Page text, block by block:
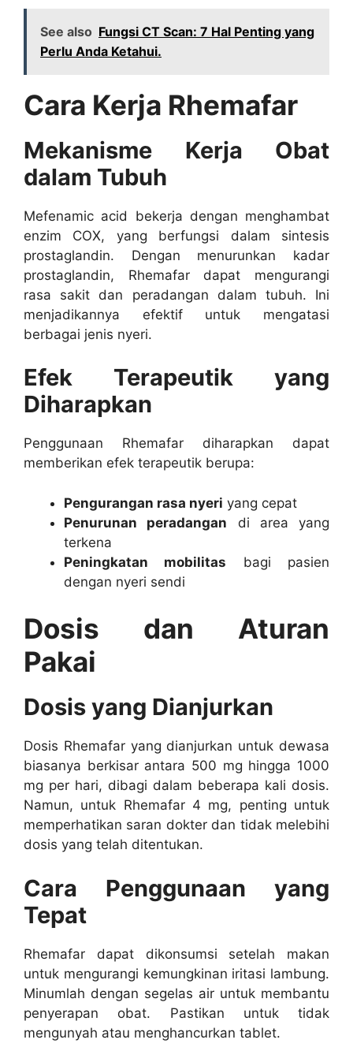
See also Fungsi CT Scan: 7 Hal Penting yang
Perlu Anda Ketahui.
Cara Kerja Rhemafar
Mekanisme Kerja Obat
dalam Tubuh
Mefenamic acid bekerja dengan menghambat
enzim COX, yang berfungsi dalam sintesis
prostaglandin. Dengan menurunkan kadar
prostaglandin, Rhemafar dapat mengurangi
rasa sakit dan peradangan dalam tubuh. Ini
menjadikannya efektif untuk mengatasi
berbagai jenis nyeri.
Efek Terapeutik yang
Diharapkan
Penggunaan Rhemafar diharapkan dapat
memberikan efek terapeutik berupa:
Pengurangan rasa nyeri yang cepat
Penurunan peradangan di area yang
terkena
Peningkatan mobilitas bagi pasien
dengan nyeri sendi
Dosis dan Aturan
Pakai
Dosis yang Dianjurkan
Dosis Rhemafar yang dianjurkan untuk dewasa
biasanya berkisar antara 500 mg hingga 1000
mg per hari, dibagi dalam beberapa kali dosis.
Namun, untuk Rhemafar 4 mg, penting untuk
memperhatikan saran dokter dan tidak melebihi
dosis yang telah ditentukan.
Cara Penggunaan yang
Tepat
Rhemafar dapat dikonsumsi setelah makan
untuk mengurangi kemungkinan iritasi lambung.
Minumlah dengan segelas air untuk membantu
penyerapan obat. Pastikan untuk tidak
mengunyah atau menghancurkan tablet.